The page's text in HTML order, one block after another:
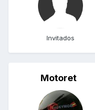
Invitados
Motoret